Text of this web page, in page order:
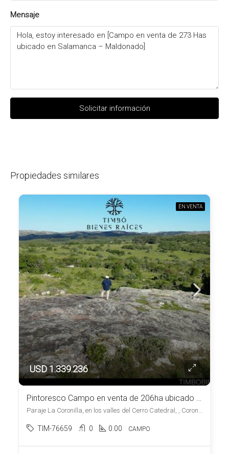
Mensaje
Solicitar información
Propiedades similares
EN VENTA
USD 1.339.236
Pintoresco Campo en venta de 206ha ubicado en Coronilla – Maldonado
Paraje La Coronilla, en los valles del Cerro Catedral, , Coronilla
TIM-76659 0 0.00 CAMPO